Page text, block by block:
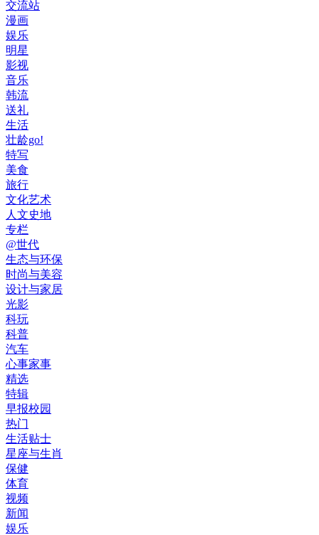
交流站
漫画
娱乐
明星
影视
音乐
韩流
送礼
生活
壮龄go!
特写
美食
旅行
文化艺术
人文史地
专栏
@世代
生态与环保
时尚与美容
设计与家居
光影
科玩
科普
汽车
心事家事
精选
特辑
早报校园
热门
生活贴士
星座与生肖
保健
体育
视频
新闻
娱乐